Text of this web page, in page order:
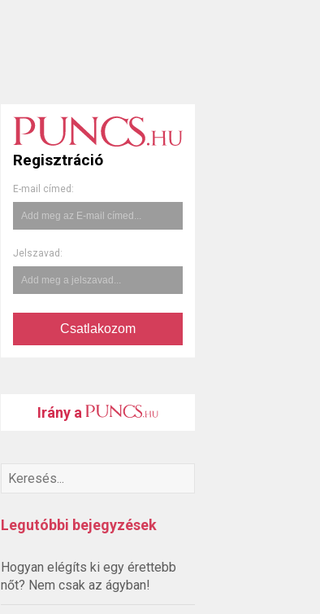
Regisztráció
E-mail címed:
Jelszavad:
Csatlakozom
Irány a
Legutóbbi bejegyzések
Hogyan elégíts ki egy érettebb
nőt? Nem csak az ágyban!